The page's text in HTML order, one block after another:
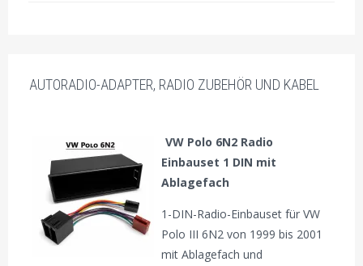
AUTORADIO-ADAPTER, RADIO ZUBEHÖR UND KABEL
VW Polo 6N2 Radio
Einbauset 1 DIN mit
Ablagefach
1-DIN-Radio-Einbauset für VW
Polo III 6N2 von 1999 bis 2001
mit Ablagefach und